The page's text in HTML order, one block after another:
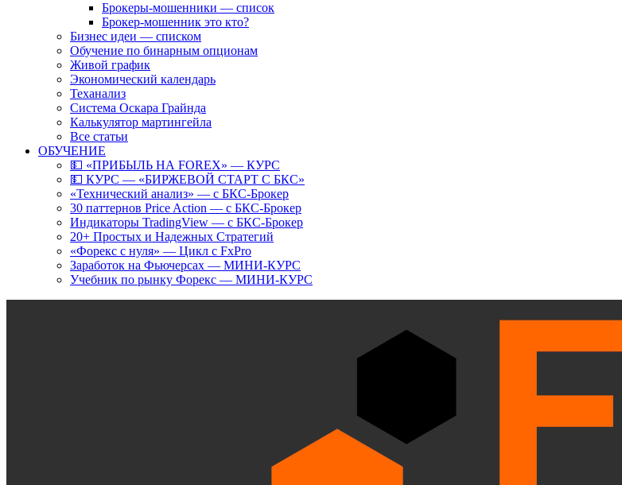
Брокеры-мошенники — список
Брокер-мошенник это кто?
Бизнес идеи — списком
Обучение по бинарным опционам
Живой график
Экономический календарь
Теханализ
Система Оскара Грайнда
Калькулятор мартингейла
Все статьи
ОБУЧЕНИЕ
💵 «ПРИБЫЛЬ НА FOREX» — КУРС
💵 КУРС — «БИРЖЕВОЙ СТАРТ С БКС»
«Технический анализ» — с БКС-Брокер
30 паттернов Price Action — с БКС-Брокер
Индикаторы TradingView — с БКС-Брокер
20+ Простых и Надежных Стратегий
«Форекс с нуля» — Цикл с FxPro
Заработок на Фьючерсах — МИНИ-КУРС
Учебник по рынку Форекс — МИНИ-КУРС